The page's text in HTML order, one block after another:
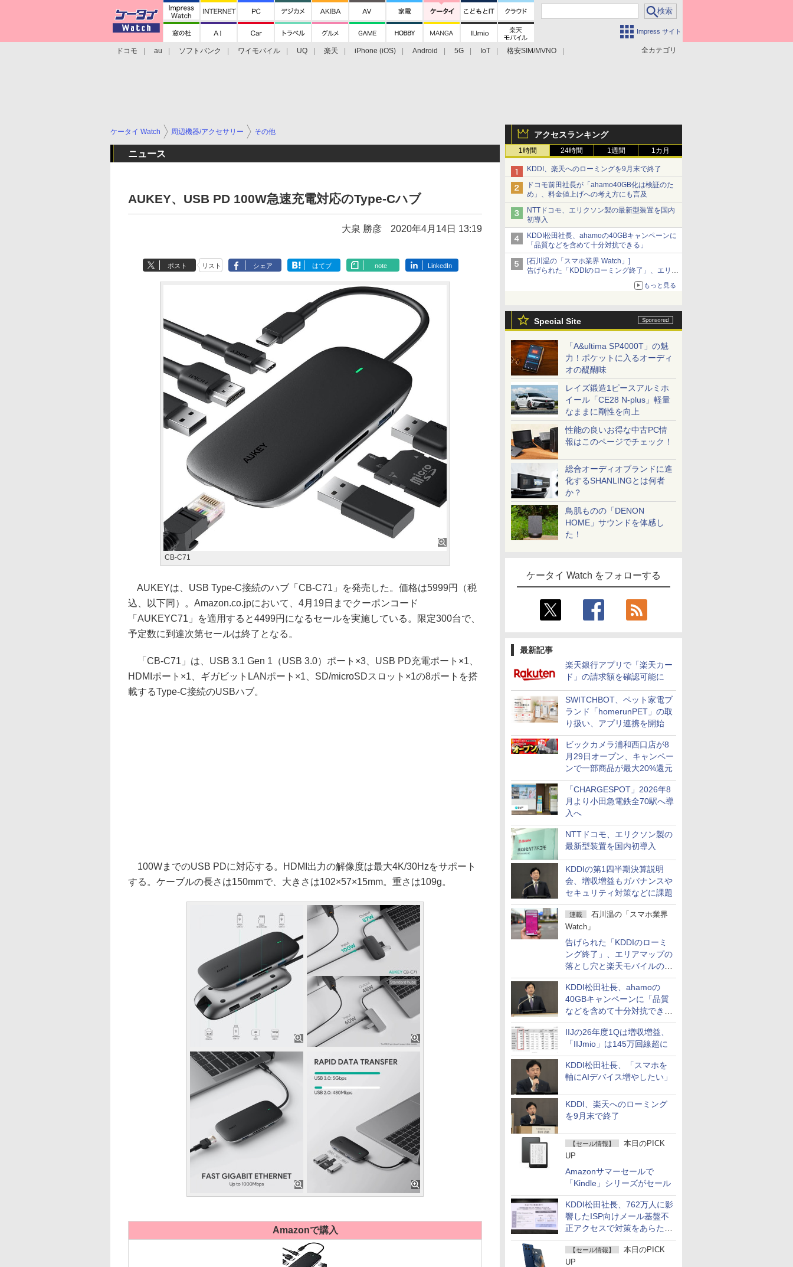
Impress サイト
全カテゴリ
ドコモ au ソフトバンク ワイモバイル UQ 楽天 iPhone (iOS) Android 5G IoT
格安SIM/MVNO
アクセスランキング
1時間 24時間 1週間 1カ月
KDDI、楽天へのローミングを9月末で終了
ドコモ前田社長が「ahamo40GB化は検証のた
め」、料金値上げへの考え方にも言及
NTTドコモ、エリクソン製の最新型装置を国内
初導入
KDDI松田社長、ahamoの40GBキャンペーンに
「品質などを含めて十分対抗できる」
[石川温の「スマホ業界 Watch」]
告げられた「KDDIのローミング終了」、エリア
マップの落とし穴と楽天モバイルの課題
もっと見る
Special Site
「A&ultima SP4000T」の魅
力！ポケットに入るオーディ
オの醍醐味
レイズ鍛造1ピースアルミホ
イール「CE28 N-plus」軽量
なままに剛性を向上
性能の良いお得な中古PC情
報はこのページでチェック！
総合オーディオブランドに進
化するSHANLINGとは何者
か？
鳥肌ものの「DENON
HOME」サウンドを体感し
た！
ケータイ Watch をフォローする
最新記事
楽天銀行アプリで「楽天カー
ド」の請求額を確認可能に
SWITCHBOT、ペット家電ブ
ランド「homerunPET」の取
り扱い、アプリ連携を開始
ビックカメラ浦和西口店が8
月29日オープン、キャンペー
ンで一部商品が最大20%還元
「CHARGESPOT」2026年8
月より小田急電鉄全70駅へ導
入へ
NTTドコモ、エリクソン製の
最新型装置を国内初導入
KDDIの第1四半期決算説明
会、増収増益もガバナンスや
セキュリティ対策などに課題
連載
石川温の「スマホ業界
Watch」
告げられた「KDDIのローミ
ング終了」、エリアマップの
落とし穴と楽天モバイルの課
題
KDDI松田社長、ahamoの
40GBキャンペーンに「品質
などを含めて十分対抗でき
る」
IIJの26年度1Qは増収増益、
「IIJmio」は145万回線超に
KDDI松田社長、「スマホを
軸にAIデバイス増やしたい」
KDDI、楽天へのローミング
を9月末で終了
【セール情報】
本日のPICK
UP
Amazonサマーセールで
「Kindle」シリーズがセール
KDDI松田社長、762万人に影
響したISP向けメール基盤不
正アクセスで対策をあらため
て説明
【セール情報】
本日のPICK
UP
ケータイ Watch 周辺機器/アクセサリー その他
ニュース
AUKEY、USB PD 100W急速充電対応のType-Cハブ
大泉 勝彦 2020年4月14日 13:19
ポスト リスト シェア はてブ note LinkedIn
CB-C71
AUKEYは、USB Type-C接続のハブ「CB-C71」を発売した。価格は5999円（税
込、以下同）。Amazon.co.jpにおいて、4月19日までクーポンコード
「AUKEYC71」を適用すると4499円になるセールを実施している。限定300台で、
予定数に到達次第セールは終了となる。
「CB-C71」は、USB 3.1 Gen 1（USB 3.0）ポート×3、USB PD充電ポート×1、
HDMIポート×1、ギガビットLANポート×1、SD/microSDスロット×1の8ポートを搭
載するType-C接続のUSBハブ。
100WまでのUSB PDに対応する。HDMI出力の解像度は最大4K/30Hzをサポート
する。ケーブルの長さは150mmで、大きさは102×57×15mm。重さは109g。
Amazonで購入